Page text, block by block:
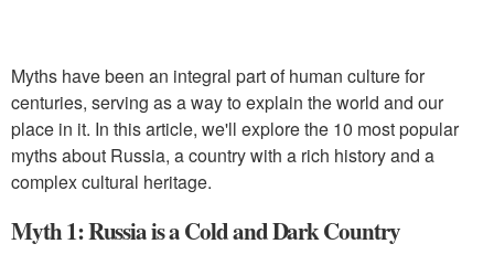
Myths have been an integral part of human culture for
centuries, serving as a way to explain the world and our
place in it. In this article, we'll explore the 10 most popular
myths about Russia, a country with a rich history and a
complex cultural heritage.
Myth 1: Russia is a Cold and Dark Country